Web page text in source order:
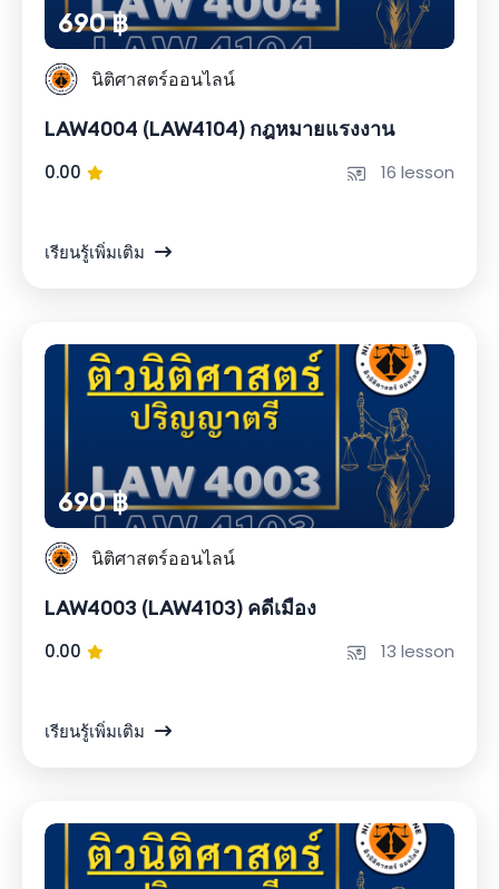
690 ฿
นิติศาสตร์ออนไลน์
LAW4004 (LAW4104) กฎหมายแรงงาน
0.00 16 lesson
เรียนรู้เพิ่มเติม
690 ฿
นิติศาสตร์ออนไลน์
LAW4003 (LAW4103) คดีเมือง
0.00 13 lesson
เรียนรู้เพิ่มเติม